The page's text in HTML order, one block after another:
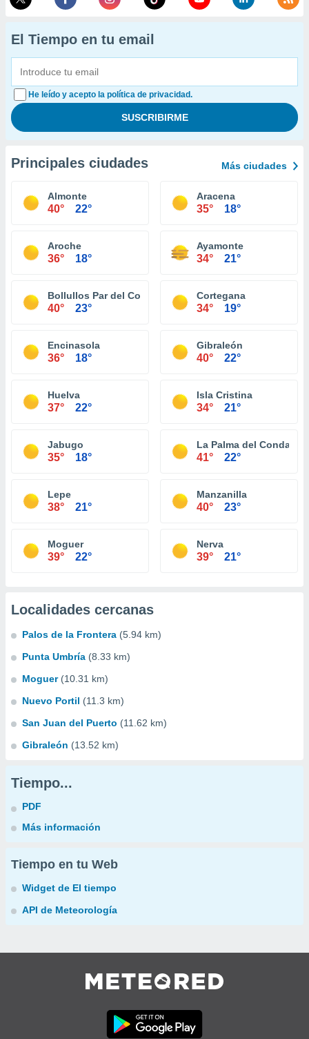
El Tiempo en tu email
He leído y acepto la política de privacidad.
Principales ciudades Más ciudades
Almonte
40° 22°
Aracena
35° 18°
Aroche
36° 18°
Ayamonte
34° 21°
Bollullos Par del Condado
40° 23°
Cortegana
34° 19°
Encinasola
36° 18°
Gibraleón
40° 22°
Huelva
37° 22°
Isla Cristina
34° 21°
Jabugo
35° 18°
La Palma del Condado
41° 22°
Lepe
38° 21°
Manzanilla
40° 23°
Moguer
39° 22°
Nerva
39° 21°
Localidades cercanas
Palos de la Frontera (5.94 km)
Punta Umbría (8.33 km)
Moguer (10.31 km)
Nuevo Portil (11.3 km)
San Juan del Puerto (11.62 km)
Gibraleón (13.52 km)
Tiempo...
PDF
Más información
Tiempo en tu Web
Widget de El tiempo
API de Meteorología